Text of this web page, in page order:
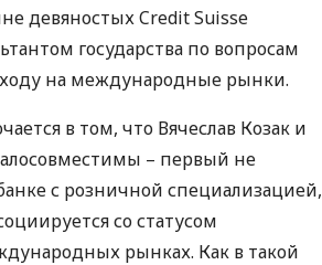
девяностых Credit Suisse
государства по вопросам
на международные рынки.
в том, что Вячеслав Козак и
– первый не
с розничной специализацией,
со статусом
рынках. Как в такой